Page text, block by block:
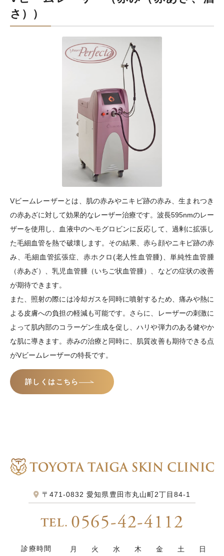
さ））
Vビームレーザーとは、肌の赤みやニキビ跡の赤み、生まれつき
の赤あざに対して効果的なレーザー治療です。波長595nmのレー
ザーを使用し、血液中のヘモグロビンに反応して、過剰に拡張し
た毛細血管を熱で破壊します。その結果、赤ら顔やニキビ跡の赤
み、毛細血管拡張症、赤ホクロ(老人性血管腫)、単純性血管腫
（赤あざ）、乳児血管腫（いちご状血管腫）、などの症状の改善
が期待できます。
また、照射の際には冷却ガスを同時に噴射するため、痛みや熱に
よる皮膚への負担の軽減も可能です。さらに、レーザーの刺激に
よって肌内部のコラーゲン生成を促し、ハリや弾力のある健やか
な肌に導きます。赤みの治療と同時に、肌質改善も期待できる点
がVビームレーザーの特長です。
詳しくはこちら
〒471-0832 愛知県豊田市丸山町2丁目84-1
TEL. 0565-42-4112
診療時間 月 火 水 木 金 土 日